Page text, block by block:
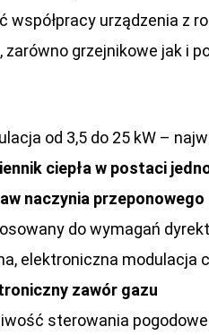
współpracy urządzenia z
zarówno grzejnikowe jak i
od 3,5 do 25 kW –
ciepła w postaci
naczynia
do wymagań
elektroniczna modulacja
zawór gazu
sterowania